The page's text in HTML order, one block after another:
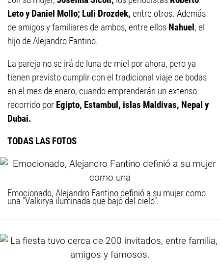
Leto y Daniel Mollo; Luli Drozdek, entre otros. Además
de amigos y familiares de ambos, entre ellos Nahuel, el
hijo de Alejandro Fantino.
La pareja no se irá de luna de miel por ahora, pero ya
tienen previsto cumplir con el tradicional viaje de bodas
en el mes de enero, cuando emprenderán un extenso
recorrido por Egipto, Estambul, islas Maldivas, Nepal y
Dubai.
TODAS LAS FOTOS
Emocionado, Alejandro Fantino definió a su mujer como
una "Valkirya iluminada que bajó del cielo".